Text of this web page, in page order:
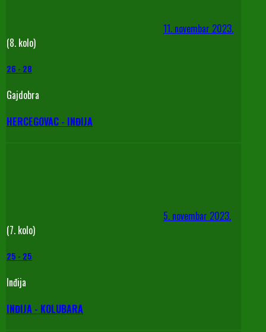
11. novembar 2023.
(8. kolo)
26 - 28
Gajdobra
HERCEGOVAC - INĐIJA
5. novembar 2023.
(7. kolo)
25 - 25
Inđija
INĐIJA - KOLUBARA